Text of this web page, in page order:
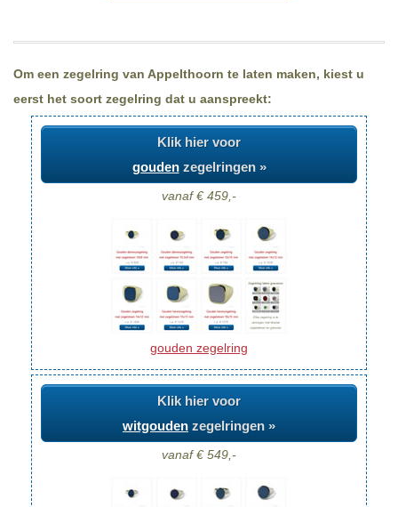
Om een zegelring van Appelthoorn te laten maken, kiest u
eerst het soort zegelring dat u aanspreekt:
Klik hier voor
goudenzegelringen »
vanaf € 459,-
gouden zegelring
Klik hier voor
witgouden zegelringen »
vanaf € 549,-